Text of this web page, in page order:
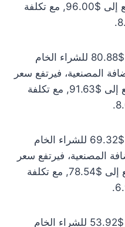
الشراء إلى $93.20 وسعر البيع إلى $96.00, مع تكلفة
سعر الذهب عيار 21 اليوم يبلغ $80.88 للشراء الخام
إضافة المصنعية، فيرتفع سعر
الشراء إلى $88.96 وسعر البيع إلى $91.63, مع تكلفة
سعر الذهب عيار 18 اليوم يبلغ $69.32 للشراء الخام
إضافة المصنعية، فيرتفع سعر
الشراء إلى $76.25 وسعر البيع إلى $78.54, مع تكلفة
سعر الذهب عيار 14 اليوم يبلغ $53.92 للشراء الخام